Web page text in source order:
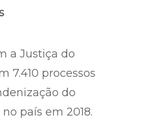
a Justiça do
7.410 processos
do
país em 2018.